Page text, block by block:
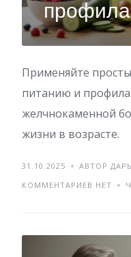
Применяйте
питанию и
желчнокаменной
жизни в возрасте.
31.10.2025
АВТОР
КОММЕНТАРИЕВ НЕТ